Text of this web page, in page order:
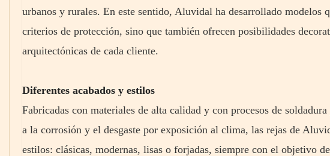
urbanos y rurales. En este sentido, Aluvidal ha desarrollado modelos
criterios de protección, sino que también ofrecen posibilidades
arquitectónicas de cada cliente.
Diferentes acabados y estilos
Fabricadas con materiales de alta calidad y con procesos de
a la corrosión y el desgaste por exposición al clima, las rejas de
estilos: clásicas, modernas, lisas o forjadas, siempre con el objetivo